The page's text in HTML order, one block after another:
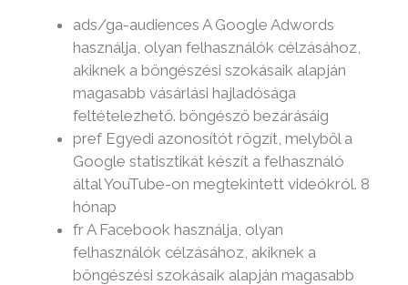
ads/ga-audiences A Google Adwords
használja, olyan felhasználók célzásához,
akiknek a böngészési szokásaik alapján
magasabb vásárlási hajladósága
feltételezhető. böngésző bezárásáig
pref Egyedi azonosítót rögzít, melyből a
Google statisztikát készít a felhasználó
által YouTube-on megtekintett videókról. 8
hónap
fr A Facebook használja, olyan
felhasználók célzásához, akiknek a
böngészési szokásaik alapján magasabb